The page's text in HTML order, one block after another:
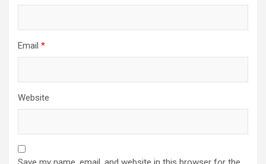
Email *
Website